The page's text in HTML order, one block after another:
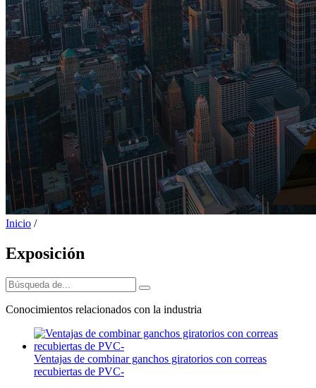
Inicio /
Exposición
Conocimientos relacionados con la industria
Ventajas de combinar ganchos giratorios con correas
recubiertas de PVC-